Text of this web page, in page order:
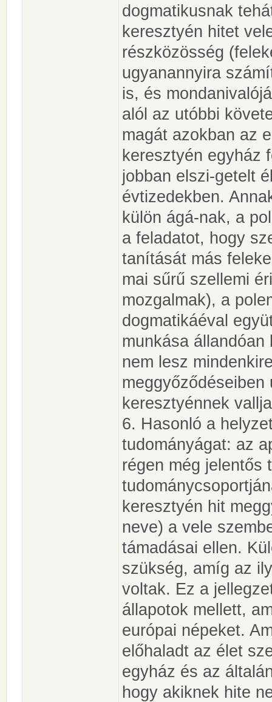
dogmatikusnak
keresztyén hitet
részközösség
ugyanannyira
is, és
alól az utóbbi
magát azokban az
keresztyén egyház
jobban elszi-getelt
évtizedekben.
külön ágá-nak, a
a feladatot, hogy
tanítását más
mai sűrű szellemi
mozgalmak), a
dogmatikáéval
munkása
nem lesz
keresztyénnek
6. Hasonló a
tudományágat: az
régen még jelentős
keresztyén hit
neve) a vele
támadásai ellen.
szükség, amíg az
voltak. Ez a
állapotok mellett,
európai népeket.
előhaladt az élet
egyház és az
hogy akiknek hite